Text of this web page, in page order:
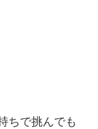
ちで挑んでも